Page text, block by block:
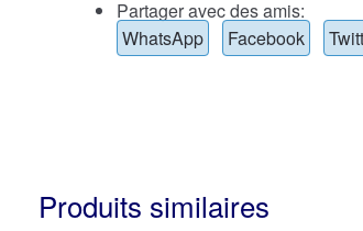
Partager avec des amis:
WhatsApp
Facebook
Produits similaires